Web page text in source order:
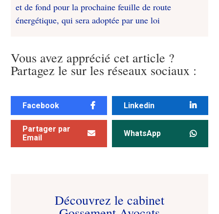
et de fond pour la prochaine feuille de route
énergétique, qui sera adoptée par une loi
Vous avez apprécié cet article ?
Partagez le sur les réseaux sociaux :
Facebook Linkedin
Partager par
Email
WhatsApp
Découvrez le cabinet